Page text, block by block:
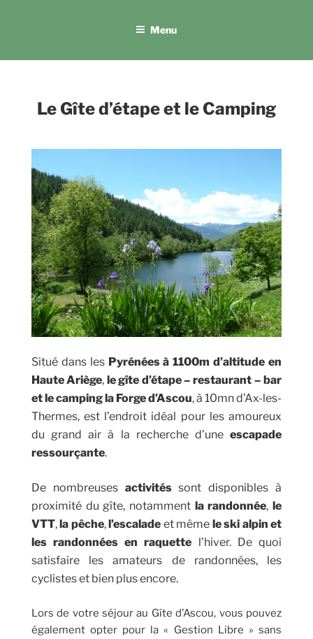
Menu
Le Gîte d’étapeet le Camping
Situé dans les Pyrénées à 1100m d’altitude en
Haute Ariège, le gîte d’étape – restaurant – bar
et le camping la Forge d’Ascou, à 10mn d’Ax-les-
Thermes, est l’endroit idéal pour les amoureux
du grand air à la recherche d’uneescapade
ressourçante.
De nombreuses activitéssont disponibles à
proximité du gîte, notamment la randonnée,le
VTT,la pêche,l’escalade et même le ski alpin et
les randonnées en raquette l’hiver. De quoi
satisfaire les amateurs de randonnées, les
cyclistes et bien plus encore.
Lors de votre séjour au Gîte d’Ascou, vous pouvez
également opter pour la « Gestion Libre » sans